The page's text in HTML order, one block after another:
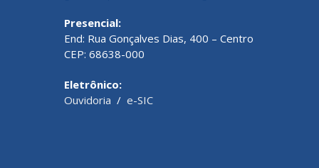
Presencial:
End: Rua Gonçalves Dias, 400 – Centro
CEP: 68638-000
Eletrônico:
Ouvidoria / e-SIC